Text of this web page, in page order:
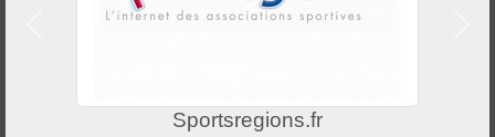
Sportsregions.fr